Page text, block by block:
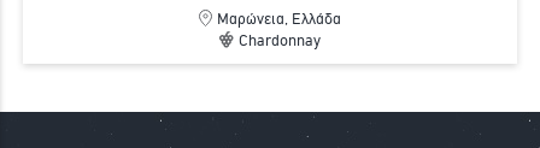
Μαρώνεια, Ελλάδα
Chardonnay